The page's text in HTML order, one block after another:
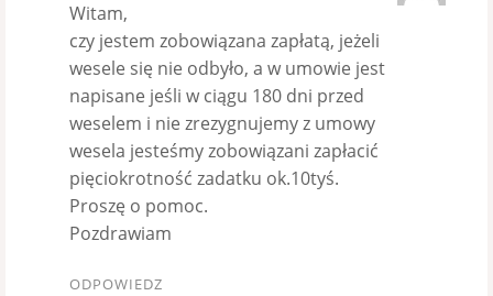
Witam,
czy jestem zobowiązana zapłatą, jeżeli
wesele się nie odbyło, a w umowie jest
napisane jeśli w ciągu 180 dni przed
weselem i nie zrezygnujemy z umowy
wesela jesteśmy zobowiązani zapłacić
pięciokrotność zadatku ok.10tyś.
Proszę o pomoc.
Pozdrawiam
ODPOWIEDZ